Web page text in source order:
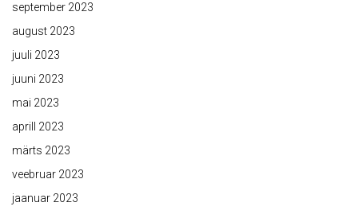
september 2023
august 2023
juuli 2023
juuni 2023
mai 2023
aprill 2023
märts 2023
veebruar 2023
jaanuar 2023